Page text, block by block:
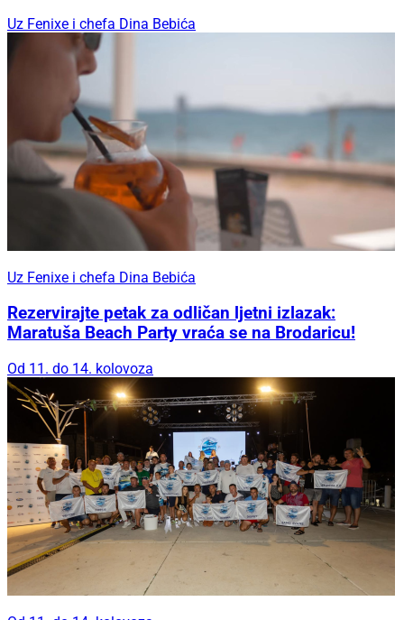
Uz Fenixe i chefa Dina Bebića
Uz Fenixe i chefa Dina Bebića
Rezervirajte petak za odličan ljetni izlazak:
Maratuša Beach Party vraća se na Brodaricu!
Od 11. do 14. kolovoza